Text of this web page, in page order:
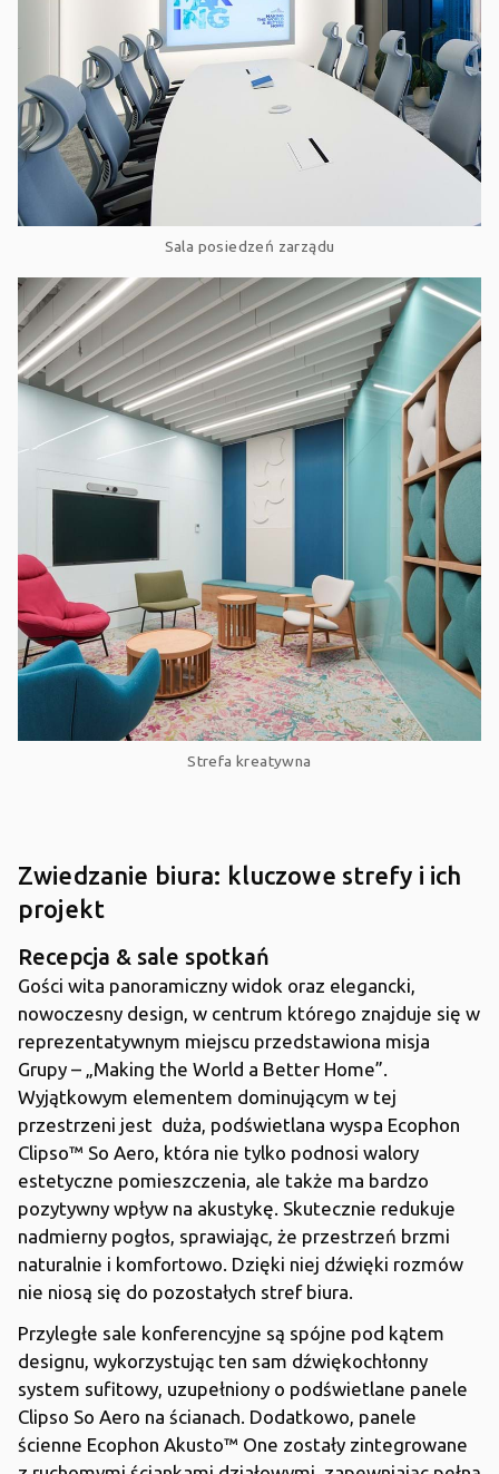
Sala posiedzeń zarządu
Strefa kreatywna
Zwiedzanie biura: kluczowe strefy i ich
projekt
Recepcja & sale spotkań
Gości wita panoramiczny widok oraz elegancki,
nowoczesny design, w centrum którego znajduje się w
reprezentatywnym miejscu przedstawiona misja
Grupy – „Making the World a Better Home”.
Wyjątkowym elementem dominującym w tej
przestrzeni jest duża, podświetlana wyspa Ecophon
Clipso™ So Aero, która nie tylko podnosi walory
estetyczne pomieszczenia, ale także ma bardzo
pozytywny wpływ na akustykę. Skutecznie redukuje
nadmierny pogłos, sprawiając, że przestrzeń brzmi
naturalnie i komfortowo. Dzięki niej dźwięki rozmów
nie niosą się do pozostałych stref biura.
Przyległe sale konferencyjne są spójne pod kątem
designu, wykorzystując ten sam dźwiękochłonny
system sufitowy, uzupełniony o podświetlane panele
Clipso So Aero na ścianach. Dodatkowo, panele
ścienne Ecophon Akusto™ One zostały zintegrowane